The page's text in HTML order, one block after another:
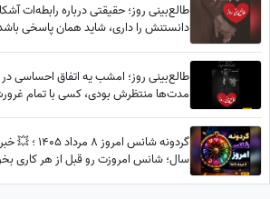
طالع‌بینی روز؛ حقیقتی درباره
دانستنش را داری، شاید همان پاسخی
طالع‌بینی روز؛ امشب یه اتفاق احساسی
مدت‌ها منتظرش بودی، کسی با تمام
سال؛ شانس امروزت رو قبل از هر کاری